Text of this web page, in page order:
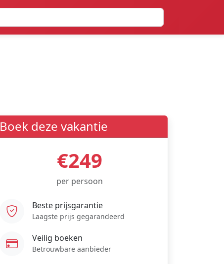
Boek deze vakantie
€249
per persoon
Beste prijsgarantie
Laagste prijs gegarandeerd
Veilig boeken
Betrouwbare aanbieder